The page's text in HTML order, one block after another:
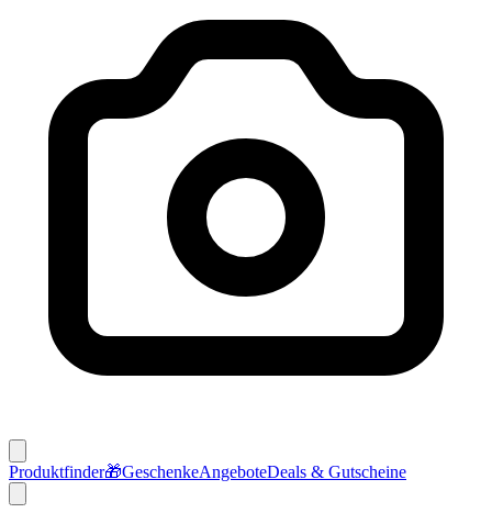
Produktfinder🎁GeschenkeAngeboteDeals & Gutscheine